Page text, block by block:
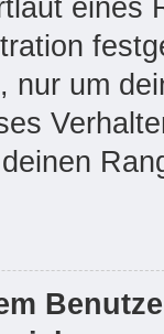
eines
nur um